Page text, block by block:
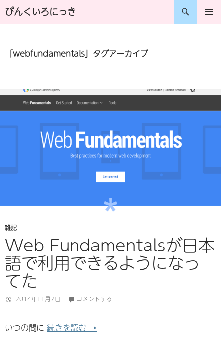
コぴんくいろにっき
検
「webfundamentals」タグアーカイブ
雑記
Web Fundamentalsが日本
語で利用できるようになっ
てた
2014年11月7日 コメントする
いつの間に 続きを読む Web Fundamentalsが日本語で利
→